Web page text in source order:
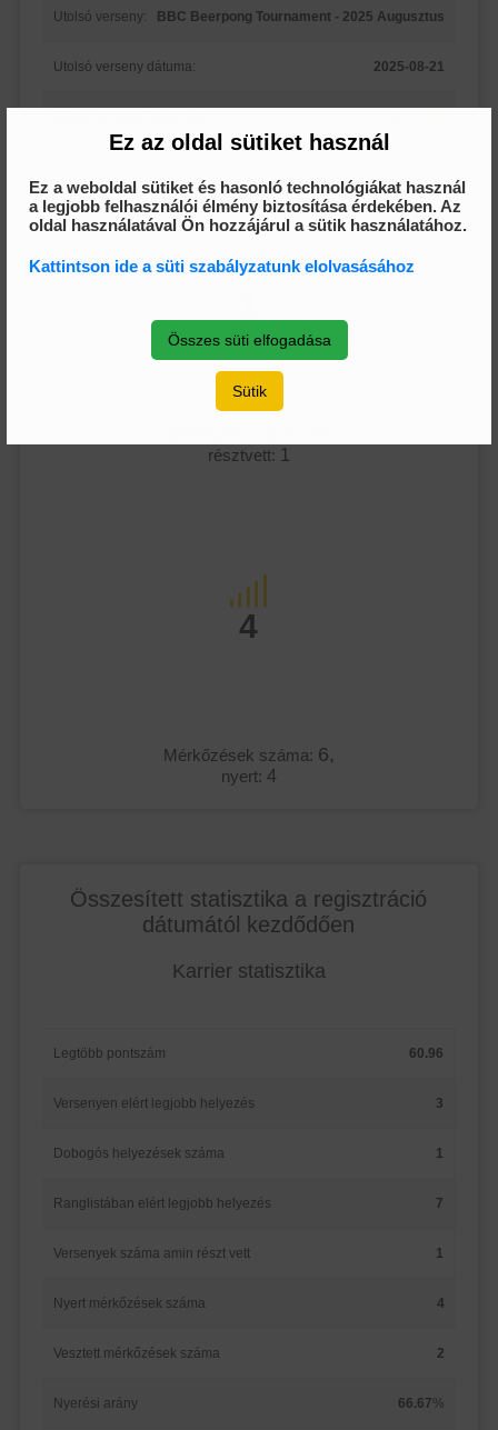
Utolsó verseny: BBC Beerpong Tournament - 2025 Augusztus
Utolsó verseny dátuma: 2025-08-21
résztvett: 1
4
Mérkőzések száma: 6,
nyert: 4
Összesített statisztika a regisztráció
dátumától kezdődően
Karrier statisztika
Legtöbb pontszám 60.96
Versenyen elért legjobb helyezés 3
Dobogós helyezések száma 1
Ranglistában elért legjobb helyezés 7
Versenyek száma amin részt vett 1
Nyert mérkőzések száma 4
Vesztett mérkőzések száma 2
Nyerési arány 66.67%
Ez az oldal sütiket használ
Ez a weboldal sütiket és hasonló technológiákat használ
a legjobb felhasználói élmény biztosítása érdekében. Az
oldal használatával Ön hozzájárul a sütik használatához.
Kattintson ide a süti szabályzatunk elolvasásához
Összes süti elfogadása
Sütik